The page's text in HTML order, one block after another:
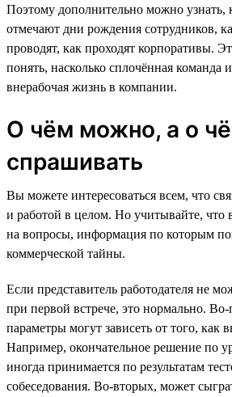
Поэтому дополнительно можно узнать,
отмечают дни рождения сотрудников,
проводят, как проходят корпоративы.
понять, насколько сплочённая команда
внерабочая жизнь в компании.
О чём можно, а о
спрашивать
Вы можете интересоваться всем, что
и работой в целом. Но учитывайте, что
на вопросы, информация по которым
коммерческой тайны.
Если представитель работодателя не
при первой встрече, это нормально.
параметры могут зависеть от того, как
Например, окончательное решение по
иногда принимается по результатам
собеседования. Во-вторых, может